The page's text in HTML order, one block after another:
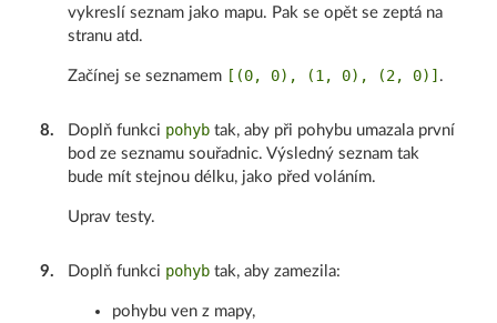
vykreslí seznam jako mapu. Pak se opět se zeptá na
stranu atd.
Začínej se seznamem [(0, 0), (1, 0), (2, 0)] .
8. Doplň funkci pohyb tak, aby při pohybu umazala první
bod ze seznamu souřadnic. Výsledný seznam tak
bude mít stejnou délku, jako před voláním.
Uprav testy.
9. Doplň funkci pohyb tak, aby zamezila:
pohybu ven z mapy,